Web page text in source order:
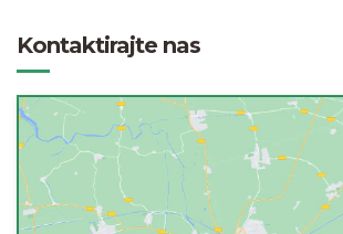
Kontaktirajte nas